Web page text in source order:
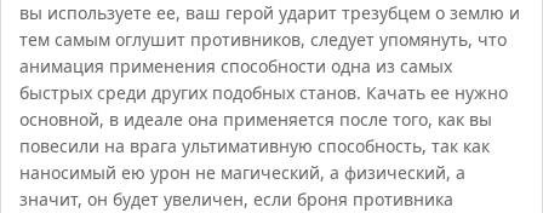
вы используете ее, ваш герой ударит трезубцем о землю и
тем самым оглушит противников, следует упомянуть, что
анимация применения способности одна из самых
быстрых среди других подобных станов. Качать ее нужно
основной, в идеале она применяется после того, как вы
повесили на врага ультимативную способность, так как
наносимый ею урон не магический, а физический, а
значит, он будет увеличен, если броня противника